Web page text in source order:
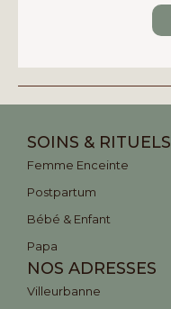
SOINS & RITUELS
Femme Enceinte
Postpartum
Bébé & Enfant
Papa
NOS ADRESSES
Villeurbanne